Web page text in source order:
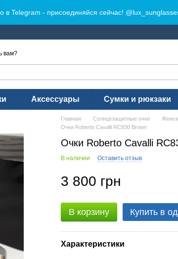
в Telegram - присоединяйся сейчас!
вам?
Аксессуары Сумки и рюкзаки
Главная Солнцезащитные очки
Очки Roberto Cavalli RC830 Brown
Очки Roberto Cavalli
В наличии Оставить отзыв
3 800 грн
В корзину Купить в
Характеристики